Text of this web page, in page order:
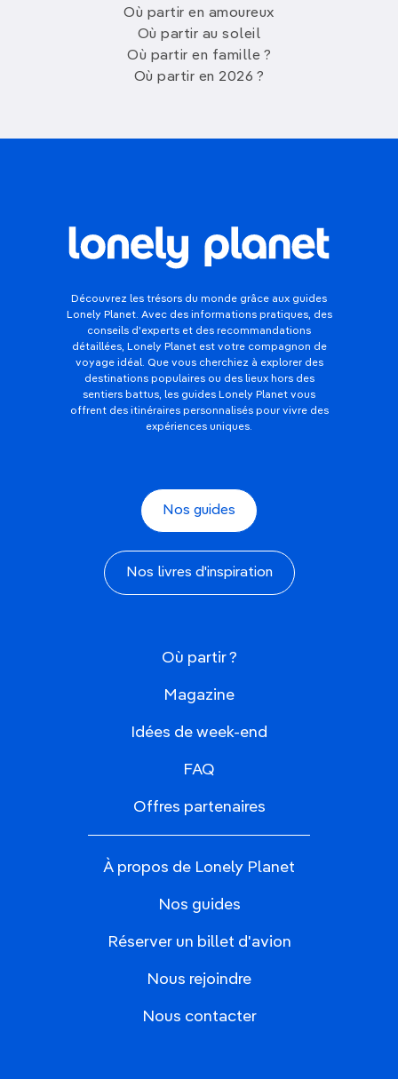
Où partir en amoureux
Où partir au soleil
Où partir en famille ?
Où partir en 2026 ?
Découvrez les trésors du monde grâce aux guides
Lonely Planet. Avec des informations pratiques, des
conseils d'experts et des recommandations
détaillées, Lonely Planet est votre compagnon de
voyage idéal. Que vous cherchiez à explorer des
destinations populaires ou des lieux hors des
sentiers battus, les guides Lonely Planet vous
offrent des itinéraires personnalisés pour vivre des
expériences uniques.
Nos guides
Nos livres d'inspiration
Où partir ?
Magazine
Idées de week-end
FAQ
Offres partenaires
À propos de Lonely Planet
Nos guides
Réserver un billet d'avion
Nous rejoindre
Nous contacter